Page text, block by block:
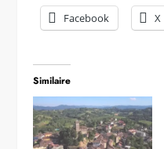
Facebook X
Similaire